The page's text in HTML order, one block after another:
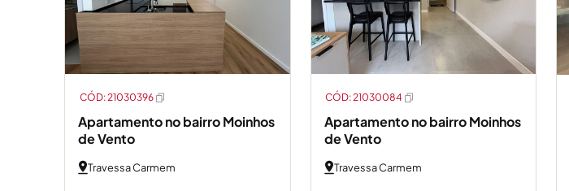
Apartamento no bairro Moinhos
de Vento
Travessa Carmem
CÓD: 21030396
Apartamento no bairro Moinhos
de Vento
Travessa Carmem
CÓD: 21030084